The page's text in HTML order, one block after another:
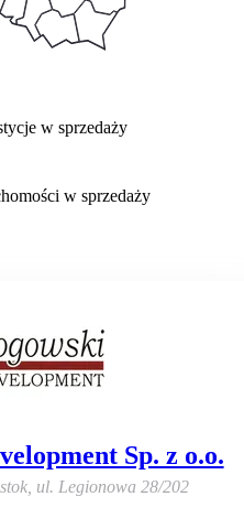
w sprzedaży
w sprzedaży
Sp. z o.o.
, ul. Legionowa 28/202